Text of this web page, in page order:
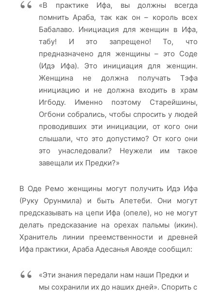
«В практике Ифа, вы должны всегда
помнить Араба, так как он – король всех
Бабалаво. Инициация для женщин в Ифа,
табу! И это запрещено! То, что
предназначено для женщины – это Соде
(Идэ Ифа). Это инициация для женщин.
Женщина не должна получать Тэфа
инициацию и не должна входить в храм
Игбоду. Именно поэтому Старейшины,
Огбони собрались, чтобы спросить у людей
проводивших эти инициации, от кого они
слышали, что это допустимо? От кого они
это унаследовали? Неужели им такое
завещали их Предки?»
В Оде Ремо женщины могут получить Идэ Ифа
(Руку Орунмила) и быть Апетеби. Они могут
предсказывать на цепи Ифа (опеле), но не могут
делать предсказание на орехах пальмы (икин).
Хранитель линии преемственности и древней
Ифа практики, Араба Адесанья Авояде сообщил:
«Эти знания передали нам наши Предки и
мы сохранили их до наших дней». Спорить с